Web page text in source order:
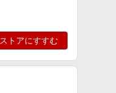
ストアにすすむ